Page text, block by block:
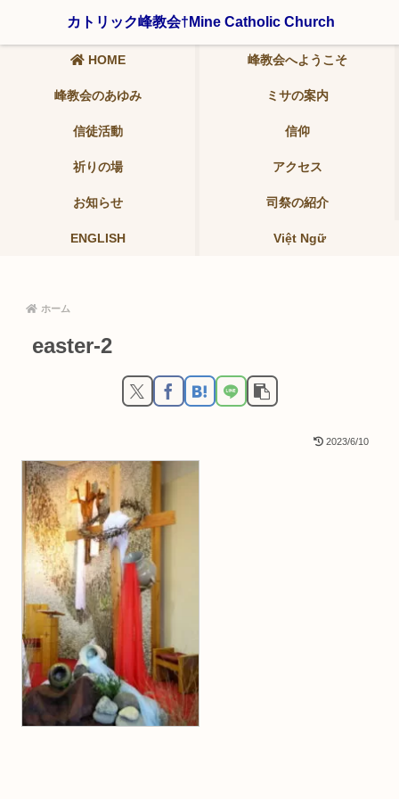
HOME 峰教会へようこそ
峰教会のあゆみ ミサの案内
信徒活動 信仰
祈りの場 アクセス
お知らせ 司祭の紹介
ENGLISH Việt Ngữ
ホーム
easter-2
2023/6/10
カトリック峰教会†Mine Catholic Church